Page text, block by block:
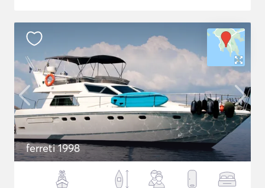
ferreti 1998